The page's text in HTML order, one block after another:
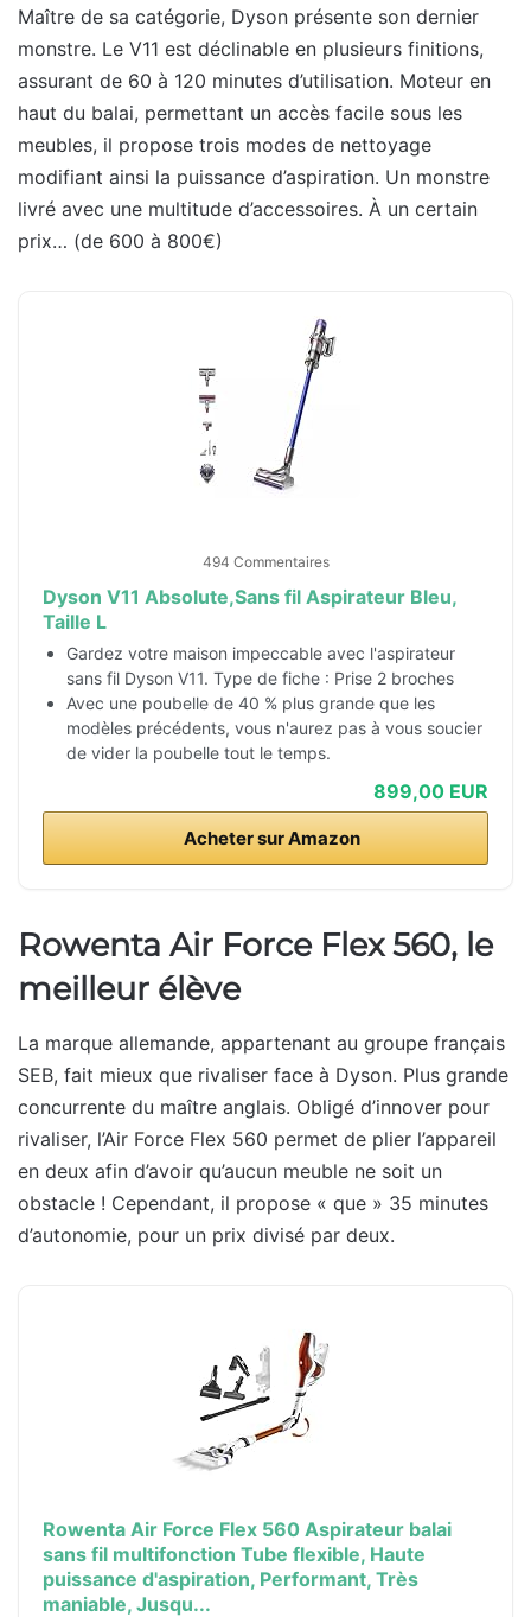
Maître de sa catégorie, Dyson présente son dernier
monstre. Le V11 est déclinable en plusieurs finitions,
assurant de 60 à 120 minutes d’utilisation. Moteur en
haut du balai, permettant un accès facile sous les
meubles, il propose trois modes de nettoyage
modifiant ainsi la puissance d’aspiration. Un monstre
livré avec une multitude d’accessoires. À un certain
prix… (de 600 à 800€)
494 Commentaires
Dyson V11 Absolute,Sans fil Aspirateur Bleu,
Taille L
Gardez votre maison impeccable avec l'aspirateur
sans fil Dyson V11. Type de fiche : Prise 2 broches
Avec une poubelle de 40 % plus grande que les
modèles précédents, vous n'aurez pas à vous soucier
de vider la poubelle tout le temps.
899,00 EUR
Acheter sur Amazon
Rowenta Air Force Flex 560, le
meilleur élève
La marque allemande, appartenant au groupe français
SEB, fait mieux que rivaliser face à Dyson. Plus grande
concurrente du maître anglais. Obligé d’innover pour
rivaliser, l’Air Force Flex 560 permet de plier l’appareil
en deux afin d’avoir qu’aucun meuble ne soit un
obstacle ! Cependant, il propose « que » 35 minutes
d’autonomie, pour un prix divisé par deux.
Rowenta Air Force Flex 560 Aspirateur balai
sans fil multifonction Tube flexible, Haute
puissance d'aspiration, Performant, Très
maniable, Jusqu...